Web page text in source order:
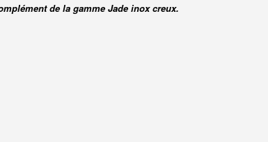
de la gamme Jade inox creux.